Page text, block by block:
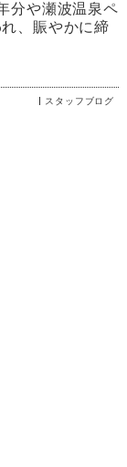
分や瀬波温泉ペ
、賑やかに締
スタッフブログ